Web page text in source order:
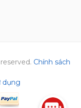
Chính sách
dụng